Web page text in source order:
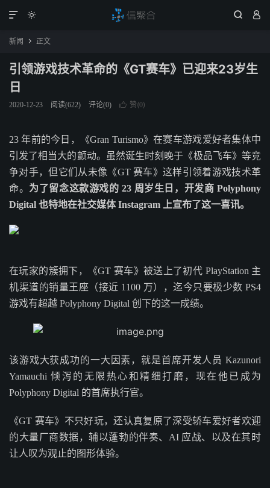
  

新闻  正文
引领游戏技术革命的《GT赛车》已迎来23岁生
日
2020-12-23 阅读(622) 评论(0)  赞(0)
23 年前的今日，《Gran Turismo》在赛车游戏爱好者集体中
引发了相当大的颤动。虽然诞生时刻晚于《极品飞车》等竞
争对手，但它们从未像《GT 赛车》这样引领着游戏技术革
命。 为了留念这款游戏的 23 周岁生日，开发商 Polyphony
Digital 也特地在社交媒体 Instagram 上宣布了这一喜讯。
在玩家的簇拥下，《GT 赛车》被送上了初代 PlayStation 主
机渠道的销量王座（接近 1100 万），迄今只要极少数 PS4
游戏有超越 Polyphony Digital 创下的这一成绩。
该游戏大获成功的一大因素，就是首席开发人员 Kazunori
Yamauchi 倾泻的无限热心和精细打磨，现在他已成为
Polyphony Digital 的首席执行官。
《GT 赛车》不只好玩，还认真复原了深受轿车爱好者欢迎
的大量厂商数据，辅以蓬勃的伴奏、AI 应战、以及在其时
让人叹为观止的图形体验。